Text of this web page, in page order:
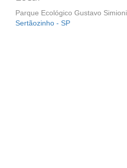
Parque Ecológico Gustavo Simioni
Sertãozinho - SP